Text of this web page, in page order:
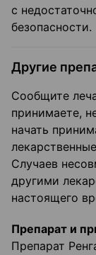
с
безопасности.
Другие
Сообщите
принимаете,
начать
Случаев
другими
настоящего
Препарат и
Препарат